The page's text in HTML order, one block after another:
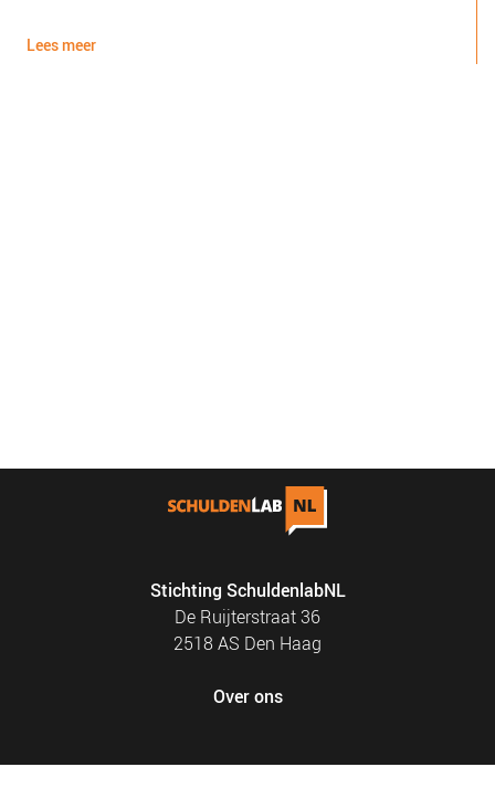
Lees meer
Stichting SchuldenlabNL
De Ruijterstraat 36
2518 AS Den Haag
Over ons